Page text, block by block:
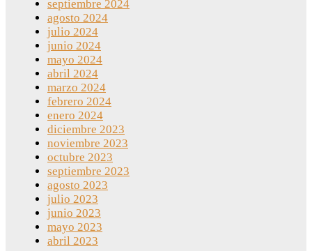
septiembre 2024
agosto 2024
julio 2024
junio 2024
mayo 2024
abril 2024
marzo 2024
febrero 2024
enero 2024
diciembre 2023
noviembre 2023
octubre 2023
septiembre 2023
agosto 2023
julio 2023
junio 2023
mayo 2023
abril 2023